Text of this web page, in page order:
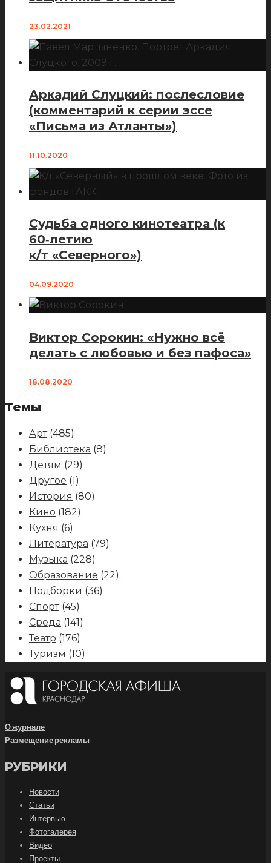
23.02.2021
Аркадий Слуцкий: послесловие
(комментарий к серии эссе
«Письма из Атланты»)
11.10.2020
Судьба одного кинотеатра (к
60‑летию
к/т «Северного»)
04.09.2020
Виктор Сорокин: «Нужно всё
делать с любовью и без пафоса»
18.08.2020
Темы
Арт(485)
Библиотека (8)
Детям (29)
Другое (1)
История (80)
Кино (182)
Кухня (6)
Литература (79)
Музыка (228)
Образование (22)
Подборки (36)
Спорт(45)
Среда (141)
Театр (176)
Туризм (10)
О журнале
Размещение рекламы
РУБРИКИ
Новости
Статьи
Интервью
Фотогалерея
Видео
Проекты